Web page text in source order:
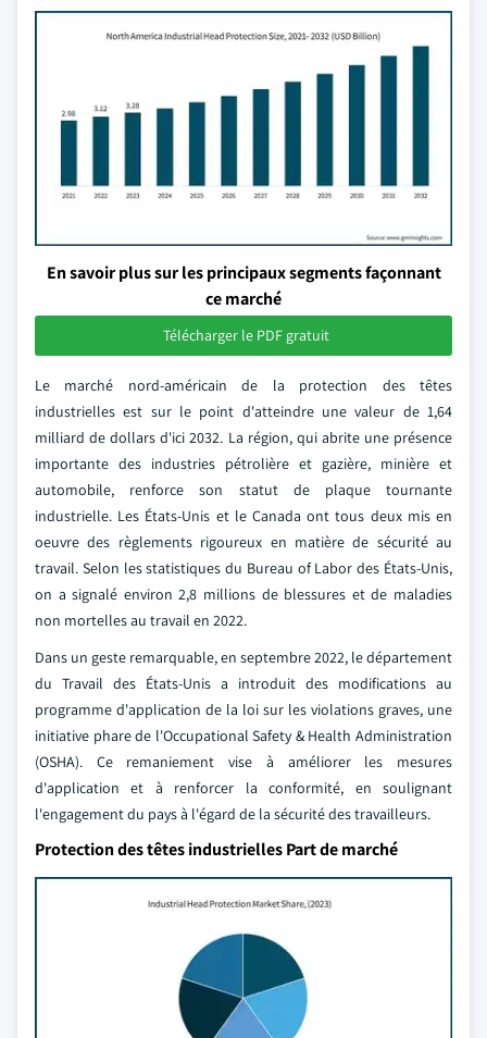
En savoir plus sur les principaux segments façonnant
ce marché
Télécharger le PDF gratuit
Le marché nord-américain de la protection des têtes
industrielles est sur le point d'atteindre une valeur de 1,64
milliard de dollars d'ici 2032. La région, qui abrite une présence
importante des industries pétrolière et gazière, minière et
automobile, renforce son statut de plaque tournante
industrielle. Les États-Unis et le Canada ont tous deux mis en
oeuvre des règlements rigoureux en matière de sécurité au
travail. Selon les statistiques du Bureau of Labor des États-Unis,
on a signalé environ 2,8 millions de blessures et de maladies
non mortelles au travail en 2022.
Dans un geste remarquable, en septembre 2022, le département
du Travail des États-Unis a introduit des modifications au
programme d'application de la loi sur les violations graves, une
initiative phare de l'Occupational Safety & Health Administration
(OSHA). Ce remaniement vise à améliorer les mesures
d'application et à renforcer la conformité, en soulignant
l'engagement du pays à l'égard de la sécurité des travailleurs.
Protection des têtes industrielles Part de marché